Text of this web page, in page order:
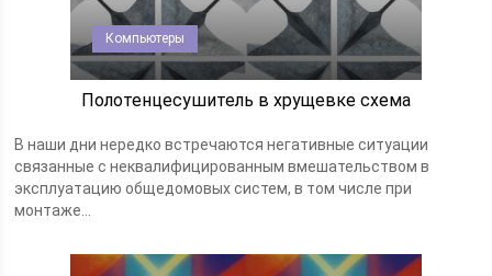
Компьютеры
Полотенцесушитель в хрущевке схема
В наши дни нередко встречаются негативные ситуации
связанные с неквалифицированным вмешательством в
эксплуатацию общедомовых систем, в том числе при
монтаже...